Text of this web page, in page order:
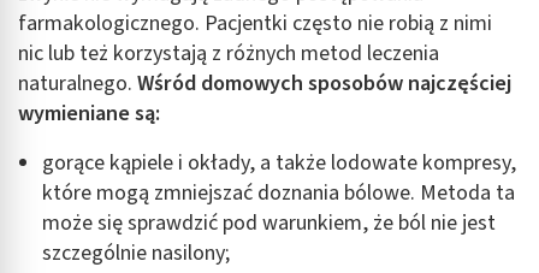
farmakologicznego. Pacjentki często nie robią z nimi
nic lub też korzystają z różnych metod leczenia
naturalnego. Wśród domowych sposobów najczęściej
wymieniane są:
gorące kąpiele i okłady, a także lodowate kompresy,
które mogą zmniejszać doznania bólowe. Metoda ta
może się sprawdzić pod warunkiem, że ból nie jest
szczególnie nasilony;